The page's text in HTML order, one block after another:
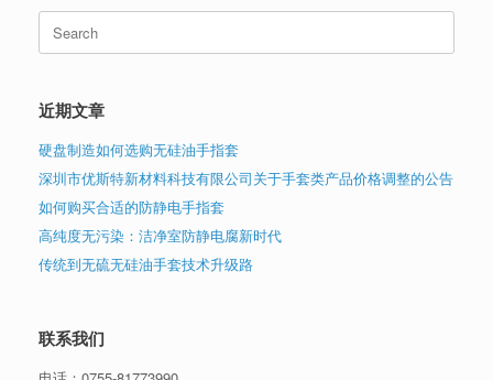
Search
for:
近期文章
硬盘制造如何选购无硅油手指套
深圳市优斯特新材料科技有限公司关于手套类产品价格调整的公告
如何购买合适的防静电手指套
高纯度无污染：洁净室防静电腐新时代
传统到无硫无硅油手套技术升级路
联系我们